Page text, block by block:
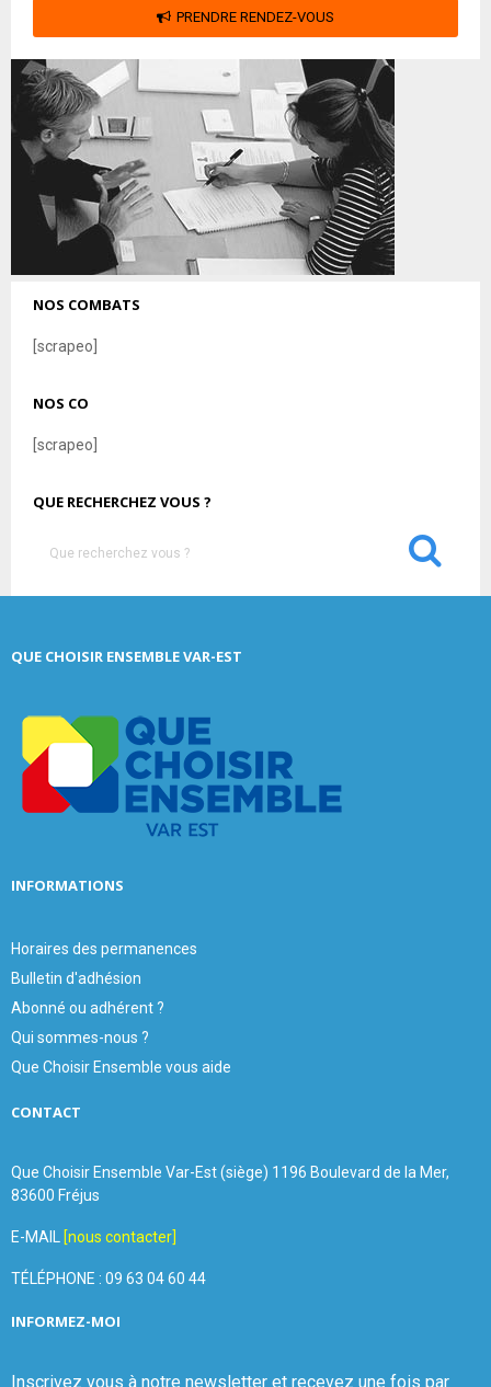
PRENDRE RENDEZ-VOUS
NOS COMBATS
[scrapeo]
NOS CO
[scrapeo]
QUE RECHERCHEZ VOUS ?
h
S
QUE CHOISIR ENSEMBLE VAR-EST
INFORMATIONS
Horaires des permanences
Bulletin d'adhésion
Abonné ou adhérent ?
Qui sommes-nous ?
Que Choisir Ensemble vous aide
CONTACT
Que Choisir Ensemble Var-Est (siège) 1196 Boulevard de la Mer,
83600 Fréjus
E-MAIL [nous contacter]
TÉLÉPHONE : 09 63 04 60 44
INFORMEZ-MOI
Inscrivez vous à notre newsletter et recevez une fois par